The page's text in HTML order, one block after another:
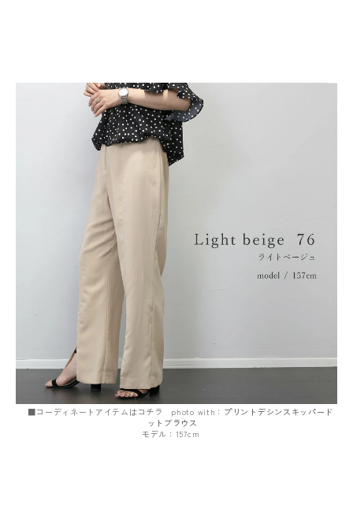
■コーディネートアイテムはコチラ photo with： プリントデシンスキッパード
ットブラウス
モデル：157cm